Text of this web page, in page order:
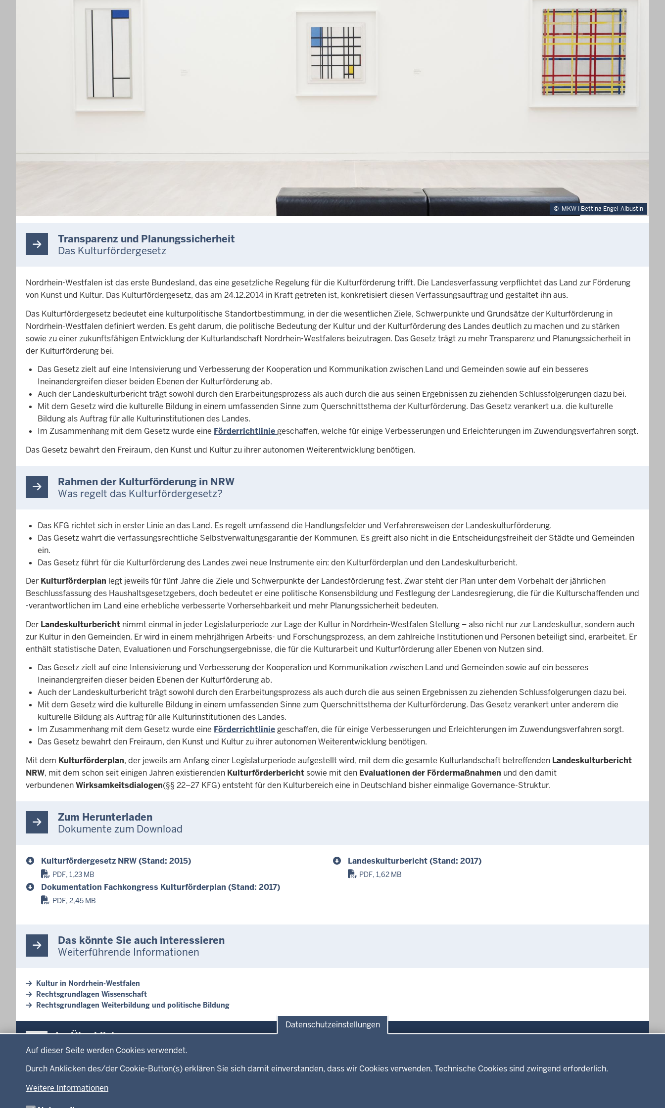
Datenschutzeinstellungen
Auf dieser Seite werden Cookies verwendet.
Durch Anklicken des/der Cookie-Button(s) erklären Sie sich damit einverstanden, dass wir Cookies verwenden. Technische Cookies sind zwingend erforderlich.
Weitere Informationen
© MKW I Bettina Engel-Albustin
Transparenz und Planungssicherheit
Das Kulturfördergesetz
Nordrhein-Westfalen ist das erste Bundesland, das eine gesetzliche Regelung für die Kulturförderung trifft. Die Landesverfassung verpflichtet das Land zur Förderung
von Kunst und Kultur. Das Kulturfördergesetz, das am 24.12.2014 in Kraft getreten ist, konkretisiert diesen Verfassungsauftrag und gestaltet ihn aus.
Das Kulturfördergesetz bedeutet eine kulturpolitische Standortbestimmung, in der die wesentlichen Ziele, Schwerpunkte und Grundsätze der Kulturförderung in
Nordrhein-Westfalen definiert werden. Es geht darum, die politische Bedeutung der Kultur und der Kulturförderung des Landes deutlich zu machen und zu stärken
sowie zu einer zukunftsfähigen Entwicklung der Kulturlandschaft Nordrhein-Westfalens beizutragen. Das Gesetz trägt zu mehr Transparenz und Planungssicherheit in
der Kulturförderung bei.
Das Gesetz zielt auf eine Intensivierung und Verbesserung der Kooperation und Kommunikation zwischen Land und Gemeinden sowie auf ein besseres
Ineinandergreifen dieser beiden Ebenen der Kulturförderung ab.
Auch der Landeskulturbericht trägt sowohl durch den Erarbeitungsprozess als auch durch die aus seinen Ergebnissen zu ziehenden Schlussfolgerungen dazu bei.
Mit dem Gesetz wird die kulturelle Bildung in einem umfassenden Sinne zum Querschnittsthema der Kulturförderung. Das Gesetz verankert u.a. die kulturelle
Bildung als Auftrag für alle Kulturinstitutionen des Landes.
Im Zusammenhang mit dem Gesetz wurde eine Förderrichtliniegeschaffen, welche für einige Verbesserungen und Erleichterungen im Zuwendungsverfahren sorgt.
Das Gesetz bewahrt den Freiraum, den Kunst und Kultur zu ihrer autonomen Weiterentwicklung benötigen.
Rahmen der Kulturförderung in NRW
Was regelt das Kulturfördergesetz?
Das KFG richtet sich in erster Linie an das Land. Es regelt umfassend die Handlungsfelder und Verfahrensweisen der Landeskulturförderung.
Das Gesetz wahrt die verfassungsrechtliche Selbstverwaltungsgarantie der Kommunen. Es greift also nicht in die Entscheidungsfreiheit der Städte und Gemeinden
ein.
Das Gesetz führt für die Kulturförderung des Landes zwei neue Instrumente ein: den Kulturförderplan und den Landeskulturbericht.
Der Kulturförderplan legt jeweils für fünf Jahre die Ziele und Schwerpunkte der Landesförderung fest. Zwar steht der Plan unter dem Vorbehalt der jährlichen
Beschlussfassung des Haushaltsgesetzgebers, doch bedeutet er eine politische Konsensbildung und Festlegung der Landesregierung, die für die Kulturschaffenden und
-verantwortlichen im Land eine erhebliche verbesserte Vorhersehbarkeit und mehr Planungssicherheit bedeuten.
Der Landeskulturbericht nimmt einmal in jeder Legislaturperiode zur Lage der Kultur in Nordrhein-Westfalen Stellung – also nicht nur zur Landeskultur, sondern auch
zur Kultur in den Gemeinden. Er wird in einem mehrjährigen Arbeits- und Forschungsprozess, an dem zahlreiche Institutionen und Personen beteiligt sind, erarbeitet. Er
enthält statistische Daten, Evaluationen und Forschungsergebnisse, die für die Kulturarbeit und Kulturförderung aller Ebenen von Nutzen sind.
Das Gesetz zielt auf eine Intensivierung und Verbesserung der Kooperation und Kommunikation zwischen Land und Gemeinden sowie auf ein besseres
Ineinandergreifen dieser beiden Ebenen der Kulturförderung ab.
Auch der Landeskulturbericht trägt sowohl durch den Erarbeitungsprozess als auch durch die aus seinen Ergebnissen zu ziehenden Schlussfolgerungen dazu bei.
Mit dem Gesetz wird die kulturelle Bildung in einem umfassenden Sinne zum Querschnittsthema der Kulturförderung. Das Gesetz verankert unter anderem die
kulturelle Bildung als Auftrag für alle Kulturinstitutionen des Landes.
Im Zusammenhang mit dem Gesetz wurde eine Förderrichtliniegeschaffen, die für einige Verbesserungen und Erleichterungen im Zuwendungsverfahren sorgt.
Das Gesetz bewahrt den Freiraum, den Kunst und Kultur zu ihrer autonomen Weiterentwicklung benötigen.
Mit dem Kulturförderplan, der jeweils am Anfang einer Legislaturperiode aufgestellt wird, mit dem die gesamte Kulturlandschaft betreffenden Landeskulturbericht
NRW, mit dem schon seit einigen Jahren existierenden Kulturförderberichtsowie mit den Evaluationen der Fördermaßnahmen und den damit
verbundenenWirksamkeitsdialogen(§§ 22–27 KFG) entsteht für den Kulturbereich eine in Deutschland bisher einmalige Governance-Struktur.
Zum Herunterladen
Dokumente zum Download
Kulturfördergesetz NRW (Stand: 2015)
PDF, 1,23 MB
Landeskulturbericht (Stand: 2017)
PDF, 1,62 MB
Dokumentation Fachkongress Kulturförderplan (Stand: 2017)
PDF, 2,45 MB
Das könnte Sie auch interessieren
Weiterführende Informationen
Kultur in Nordrhein-Westfalen
Rechtsgrundlagen Wissenschaft
Rechtsgrundlagen Weiterbildung und politische Bildung
Im Überblick
Inhalt
Menü
der
Fußzeile